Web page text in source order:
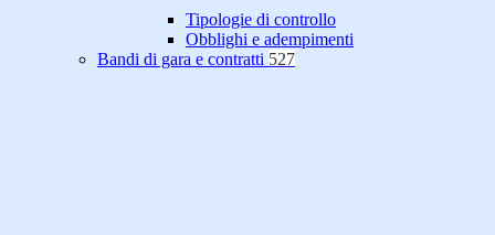
Tipologie di controllo
Obblighi e adempimenti
Bandi di gara e contratti 527